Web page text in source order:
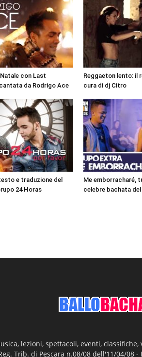
con Last
da Rodrigo Ace
Reggaeton lento: il
cura di dj Citro
e traduzione del
24 Horas
Me emborracharé,
celebre bachata
lezioni, spettacoli, eventi,
Trib. di Pescara n.08/08 dell'11/04/08 -